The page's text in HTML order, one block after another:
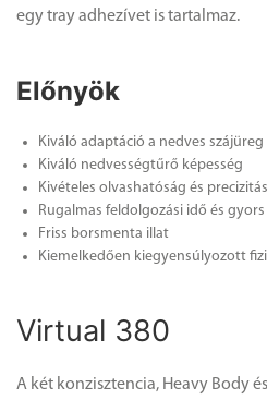
egy tray adhezívet is tartalmaz.
Előnyök
Kiváló adaptáció a nedves
Kiváló nedvességtűrő képesség
Kivételes olvashatóság és precizitás
Rugalmas feldolgozási idő és
Friss borsmenta illat
Kiemelkedően kiegyensúlyozott
Virtual 380
A két konzisztencia, Heavy Body